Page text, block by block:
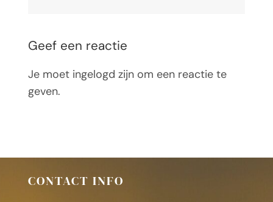
Geef een reactie
Je moet ingelogd zijn om een reactie te
geven.
CONTACT INFO